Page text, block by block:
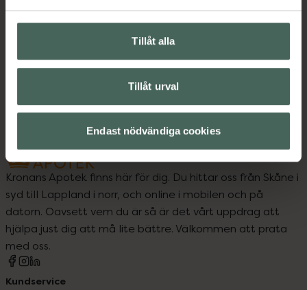
Tillåt alla
Tillåt urval
Endast nödvändiga cookies
Kosttillskott
Vitaminer och mineraler
Kronans Apotek finns här för dig. Du hittar oss från Skåne i
syd till Lappland i norr, och online i mobilen och på
datorn. Oavsett vem du är så är det vårt uppdrag att
hjälpa just dig att må lite bättre. Välkommen att prata
med oss.
Kundservice